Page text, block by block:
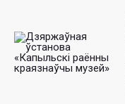
содержимому
записям